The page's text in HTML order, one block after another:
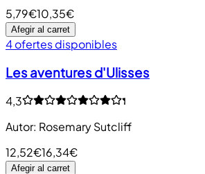
5,79€10,35€
Afegir al carret
4 ofertes disponibles
Les aventures d'Ulisses
4,3
Autor: Rosemary Sutcliff
12,52€16,34€
Afegir al carret